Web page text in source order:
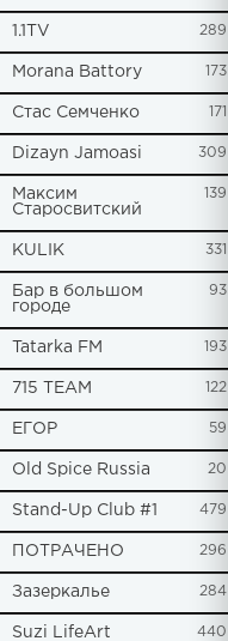
1.1TV 289
Morana Battory 173
Стас Семченко 171
Dizayn Jamoasi 309
Максим
Старосвитский
139
KULIK 331
Бар в большом
городе
93
Tatarka FM 193
715 TEAM 122
ЕГОР 59
Old Spice Russia 20
Stand-Up Club #1 479
ПОТРАЧЕНО 296
Зазеркалье 284
Suzi LifeArt 440